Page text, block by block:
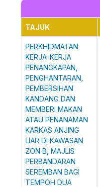
TAJUK
PERKHIDMATAN
KERJA-KERJA
PENANGKAPAN,
PENGHANTARAN,
PEMBERSIHAN
KANDANG DAN
MEMBERI MAKAN
ATAU PENANAMAN
KARKAS ANJING
LIAR DI KAWASAN
ZON B, MAJLIS
PERBANDARAN
SEREMBAN BAGI
TEMPOH DUA